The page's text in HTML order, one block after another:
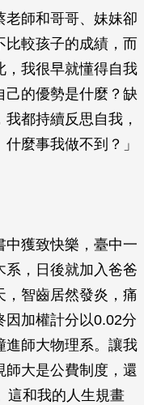
老師和哥哥、妹妹卻
比較孩子的成績，而
，我很早就懂得自我
己的優勢是什麼？缺
都持續反思自我，
麼事我做不到？」
中獲致快樂，臺中一
系，日後就加入爸爸
，智齒居然發炎，痛
因加權計分以0.02分
進師大物理系。讓我
師大是公費制度，還
這和我的人生規畫